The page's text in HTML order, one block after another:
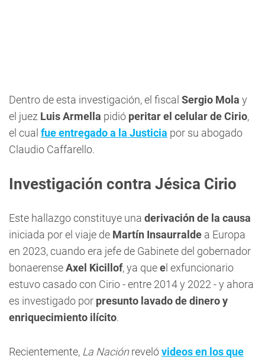
Dentro de esta investigación, el fiscal Sergio Mola y
el juez Luis Armella pidió peritar el celular de Cirio,
el cual fue entregado a la Justicia por su abogado
Claudio Caffarello.
Investigación contra Jésica Cirio
Este hallazgo constituye una derivación de la causa
iniciada por el viaje de Martín Insaurralde a Europa
en 2023, cuando era jefe de Gabinete del gobernador
bonaerenseAxel Kicillof, ya quee l exfuncionario
estuvo casado con Cirio - entre 2014 y 2022 - y ahora
es investigado por presunto lavado de dinero y
enriquecimiento ilícito.
Recientemente, La Naciónrevelóvideos en los que